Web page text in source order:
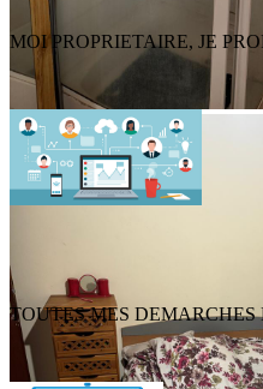
MOI PROPRIETAIRE, JE
TOUTES MES DEMARCHES